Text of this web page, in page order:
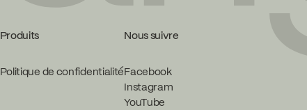
Produits
Politique de confidentialité
Nous suivre
Facebook
Instagram
YouTube